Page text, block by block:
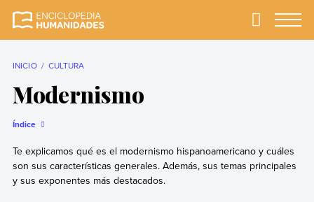
completa y más
Primary
INICIO CULTURA
Modernismo
Índice
Te explicamos qué es el modernismo hispanoamericano y cuáles
son sus características generales. Además, sus temas principales
y sus exponentes más destacados.